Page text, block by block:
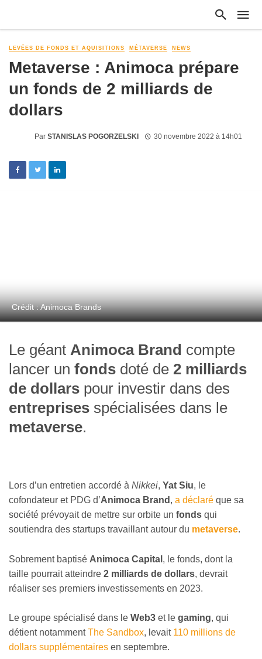
LEVÉES DE FONDS ET AQUISITIONS MÉTAVERSE NEWS
Metaverse : Animoca prépare
un fonds de 2 milliards de
dollars
Par STANISLAS POGORZELSKI 30 novembre 2022 à 14h01
Crédit : Animoca Brands
Le géant Animoca Brand compte
lancer un fonds doté de 2 milliards
de dollars pour investir dans des
entreprises spécialisées dans le
metaverse.
Lors d’un entretien accordé à Nikkei, Yat Siu, le
cofondateur et PDG d’Animoca Brand , a déclaré que sa
société prévoyait de mettre sur orbite un fonds qui
soutiendra des startups travaillant autour du metaverse.
Sobrement baptisé Animoca Capital , le fonds, dont la
taille pourrait atteindre 2 milliards de dollars, devrait
réaliser ses premiers investissements en 2023.
Le groupe spécialisé dans le Web3 et le gaming, qui
détient notammentThe Sandbox, levait 110 millions de
dollars supplémentaires en septembre.